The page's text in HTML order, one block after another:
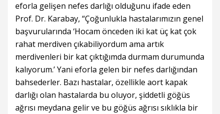
eforla gelişen nefes darlığı olduğunu ifade eden
Prof. Dr. Karabay, “Çoğunlukla hastalarımızın genel
başvurularında ‘Hocam önceden iki kat üç kat çok
rahat merdiven çıkabiliyordum ama artık
merdivenleri bir kat çıktığımda durmam durumunda
kalıyorum.’ Yani eforla gelen bir nefes darlığından
bahsederler. Bazı hastalar, özellikle aort kapak
darlığı olan hastalarda bu oluyor, şiddetli göğüs
ağrısı meydana gelir ve bu göğüs ağrısı sıklıkla bir